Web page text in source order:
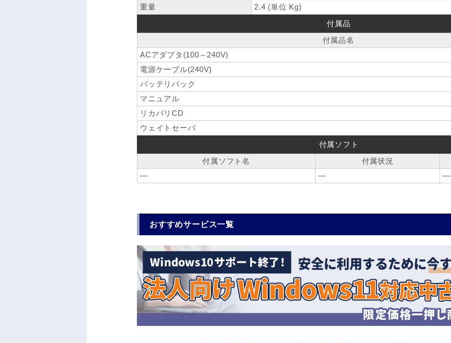
重量
2.4 (単位 Kg)
付属品
付属品名
ACアダプタ(100～240V)
電源ケーブル(240V)
バッテリパック
マニュアル
リカバリCD
ウェイトセーバ
付属ソフト
付属ソフト名
付属状況
―
― ―
おすすめサービス一覧